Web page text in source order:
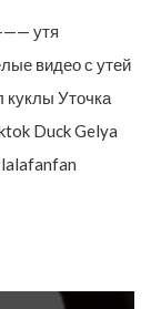
утя
видео с утей
куклы Уточка
Duck Gelya